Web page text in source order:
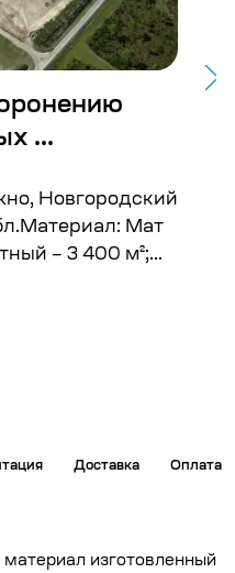
...
Новгородский
Мат
– 3 400 м²;...
Доставка Оплата
изготовленный